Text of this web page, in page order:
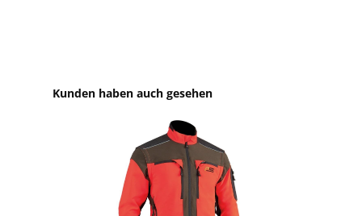
Produktgalerie überspringen
Kunden haben auch gesehen